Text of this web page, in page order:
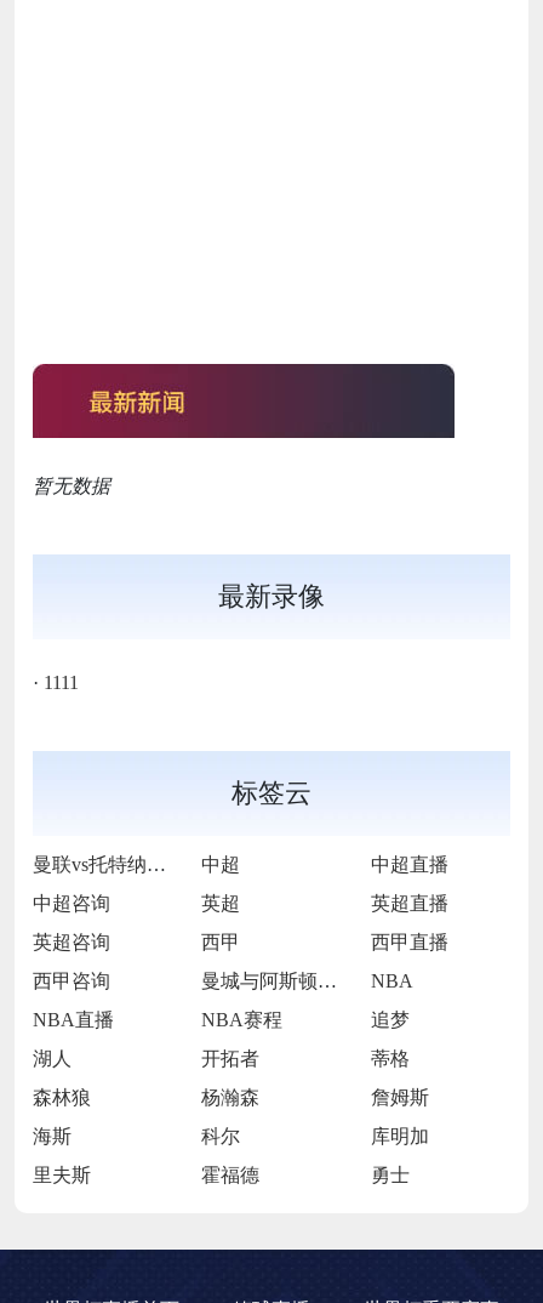
暂无数据
最新录像
· 1111
标签云
曼联vs托特纳姆热刺 中超
中超直播
中超咨询
英超
英超直播
英超咨询
西甲
西甲直播
西甲咨询
曼城与阿斯顿维拉
NBA
NBA直播
NBA赛程
追梦
湖人
开拓者
蒂格
森林狼
杨瀚森
詹姆斯
海斯
科尔
库明加
里夫斯
霍福德 勇士